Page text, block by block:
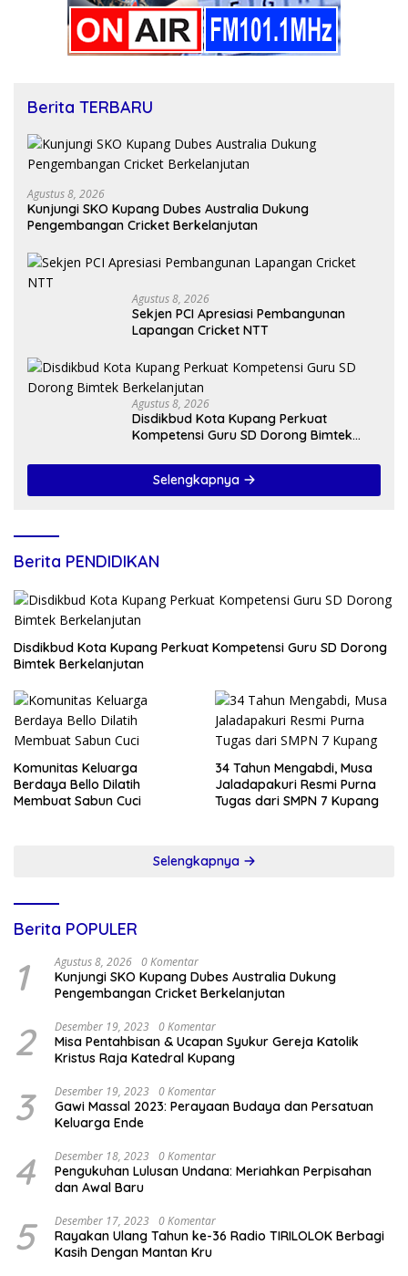
Berita TERBARU
Agustus 8, 2026
Kunjungi SKO Kupang Dubes Australia Dukung
Pengembangan Cricket Berkelanjutan
Agustus 8, 2026
Sekjen PCI Apresiasi Pembangunan
Lapangan Cricket NTT
Agustus 8, 2026
Disdikbud Kota Kupang Perkuat
Kompetensi Guru SD Dorong Bimtek
Selengkapnya
Berita PENDIDIKAN
Disdikbud Kota Kupang Perkuat Kompetensi Guru SD Dorong
Bimtek Berkelanjutan
Komunitas Keluarga
Berdaya Bello Dilatih
Membuat Sabun Cuci
34 Tahun Mengabdi, Musa
Jaladapakuri Resmi Purna
Tugas dari SMPN 7 Kupang
Selengkapnya
Berita POPULER
1 Agustus 8, 2026 0 Komentar
Kunjungi SKO Kupang Dubes Australia Dukung
Pengembangan Cricket Berkelanjutan
2 Desember 19, 2023 0 Komentar
Misa Pentahbisan & Ucapan Syukur Gereja Katolik
Kristus Raja Katedral Kupang
3 Desember 19, 2023 0 Komentar
Gawi Massal 2023: Perayaan Budaya dan Persatuan
Keluarga Ende
4 Desember 18, 2023 0 Komentar
Pengukuhan Lulusan Undana: Meriahkan Perpisahan
dan Awal Baru
5 Desember 17, 2023 0 Komentar
Rayakan Ulang Tahun ke-36 Radio TIRILOLOK Berbagi
Kasih Dengan Mantan Kru